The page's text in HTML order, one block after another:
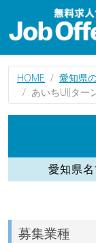
HOME 愛知県
あいちUIJター
愛知県
募集業種